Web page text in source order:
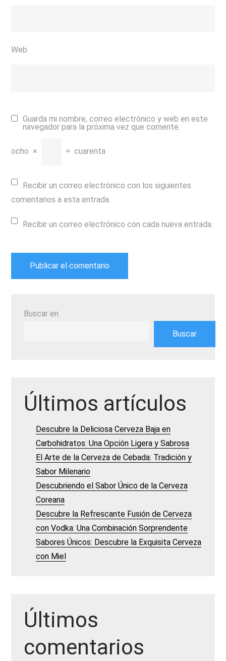
Web
Guarda mi nombre, correo electrónico y web en este
navegador para la próxima vez que comente.
ocho × = cuarenta
Recibir un correo electrónico con los siguientes
comentarios a esta entrada.
Recibir un correo electrónico con cada nueva entrada.
Buscar en
Buscar
Últimos artículos
Descubre la Deliciosa Cerveza Baja en
Carbohidratos: Una Opción Ligera y Sabrosa
El Arte de la Cerveza de Cebada: Tradición y
Sabor Milenario
Descubriendo el Sabor Único de la Cerveza
Coreana
Descubre la Refrescante Fusión de Cerveza
con Vodka: Una Combinación Sorprendente
Sabores Únicos: Descubre la Exquisita Cerveza
con Miel
Últimos
comentarios